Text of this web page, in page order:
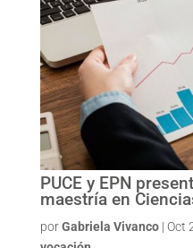
PUCE y EPN
maestría en
porGabriela Vivanco| Oct